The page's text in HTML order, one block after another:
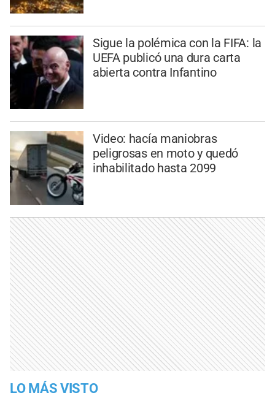
Sigue la polémica con la FIFA: la
UEFA publicó una dura carta
abierta contra Infantino
Video: hacía maniobras
peligrosas en moto y quedó
inhabilitado hasta 2099
LO MÁS VISTO